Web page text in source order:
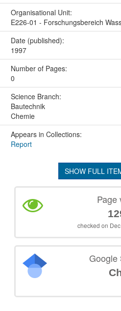
Organisational Unit:
E226-01 - Forschungsbereich
Date (published):
1997
Number of Pages:
0
Science Branch:
Bautechnik
Chemie
Appears in Collections:
Report
SHOW FULL
Page
checked on
Google